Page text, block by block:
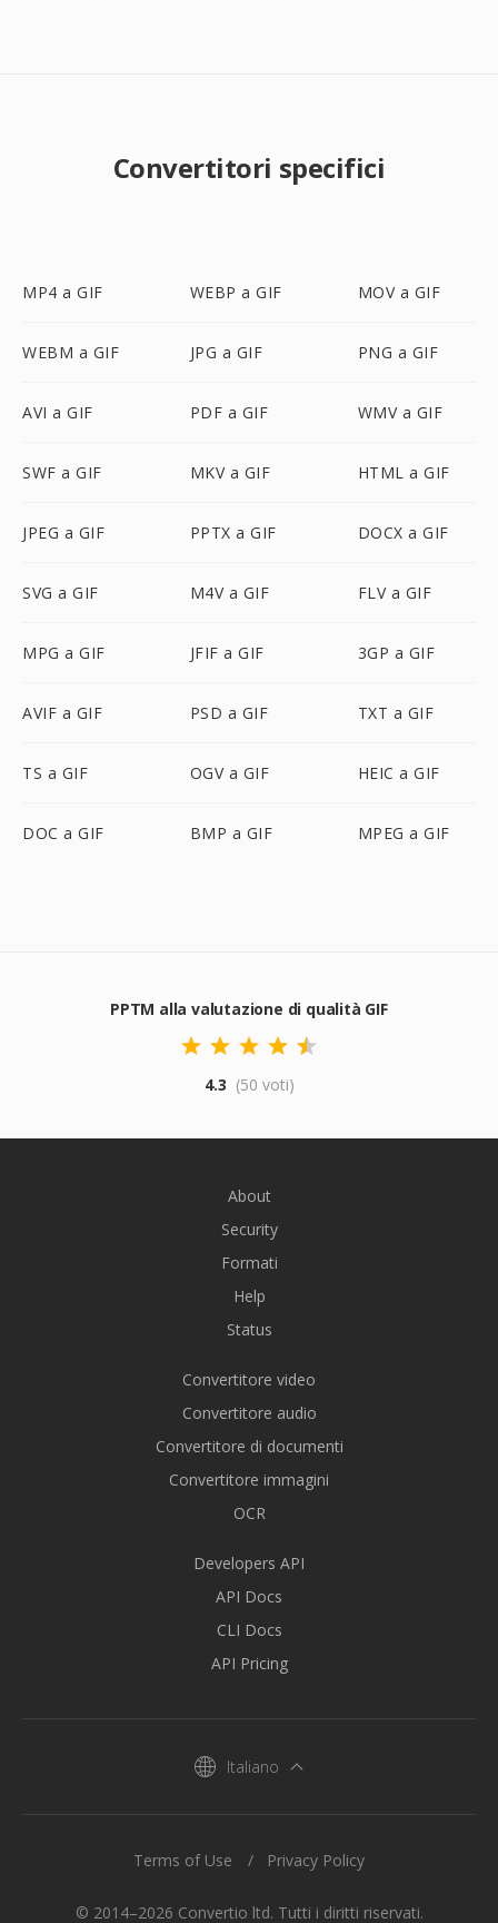
Convertitori specifici
MP4 a GIF WEBP a GIF MOV a GIF
WEBM a GIF JPG a GIF PNG a GIF
AVI a GIF PDF a GIF WMV a GIF
SWF a GIF MKV a GIF HTML a GIF
JPEG a GIF PPTX a GIF DOCX a GIF
SVG a GIF M4V a GIF FLV a GIF
MPG a GIF JFIF a GIF 3GP a GIF
AVIF a GIF PSD a GIF TXT a GIF
TS a GIF OGV a GIF HEIC a GIF
DOC a GIF BMP a GIF MPEG a GIF
PPTM alla valutazione di qualità GIF
4.3 (50 voti)
About
Security
Formati
Help
Status
Convertitore video
Convertitore audio
Convertitore di documenti
Convertitore immagini
OCR
Developers API
API Docs
CLI Docs
API Pricing
Italiano
© 2014–2026 Convertio ltd. Tutti i diritti riservati.
Terms of Use Privacy Policy